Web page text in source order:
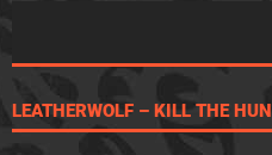
LEATHERWOLF – KILL THE